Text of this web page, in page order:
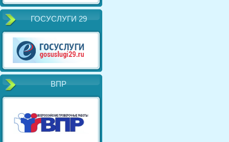
ГОСУСЛУГИ 29
ВПР